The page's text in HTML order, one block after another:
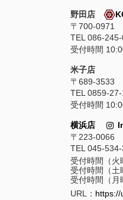
野田店
〒700-0971
TEL 086-
受付時間
米子店
〒689-3533
TEL 0859-
受付時間
横浜店
〒223-0066
TEL 045-
受付時間（火
受付時間（土
受付時間（月
URL： https://